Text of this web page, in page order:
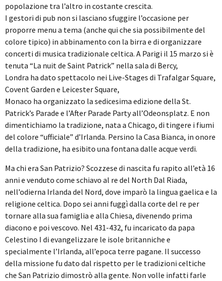
popolazione tra l’altro in costante crescita.
I gestori di pub non si lasciano sfuggire l’occasione per
proporre menu a tema (anche qui che sia possibilmente del
colore tipico) in abbinamento con la birra e di organizzare
concerti di musica tradizionale celtica. A Parigi il 15 marzo si è
tenuta “La nuit de Saint Patrick” nella sala di Bercy,
Londra ha dato spettacolo nei Live-Stages di Trafalgar Square,
Covent Garden e Leicester Square,
Monaco ha organizzato la sedicesima edizione della St.
Patrick’s Parade e l’After Parade Party all’Odeonsplatz. E non
dimentichiamo la tradizione, nata a Chicago, di tingere i fiumi
del colore “ufficiale” d’Irlanda. Persino la Casa Bianca, in onore
della tradizione, ha esibito una fontana dalle acque verdi.
Ma chi era San Patrizio? Scozzese di nascita fu rapito all’età 16
anni e venduto come schiavo al re del North Dal Riada,
nell’odierna Irlanda del Nord, dove imparò la lingua gaelica e la
religione celtica. Dopo sei anni fuggì dalla corte del re per
tornare alla sua famiglia e alla Chiesa, divenendo prima
diacono e poi vescovo. Nel 431-432, fu incaricato da papa
Celestino I di evangelizzare le isole britanniche e
specialmente l’Irlanda, all’epoca terre pagane. Il successo
della missione fu dato dal rispetto per le tradizioni celtiche
che San Patrizio dimostrò alla gente. Non volle infatti farle